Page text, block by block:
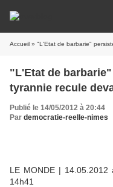
Accueil » "L'Etat de barbarie"
"L'Etat de
tyrannie recule
Publié le 14/05/2012 à 20:44
Par democratie-reelle-nimes
LE MONDE | 14.05.2012
14h41